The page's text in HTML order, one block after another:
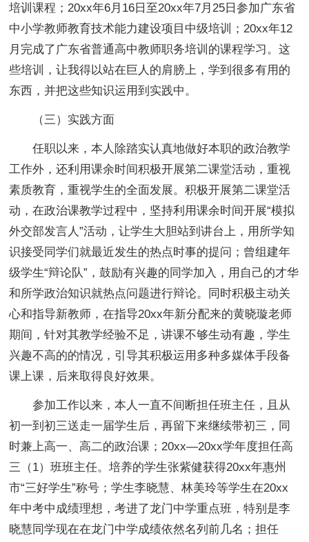
培训课程；20xx年6月16日至20xx年7月25日参加广东省
中小学教师教育技术能力建设项目中级培训；20xx年12
月完成了广东省普通高中教师职务培训的课程学习。这
些培训，让我得以站在巨人的肩膀上，学到很多有用的
东西，并把这些知识运用到实践中。
（三）实践方面
任职以来，本人除踏实认真地做好本职的政治教学
工作外，还利用课余时间积极开展第二课堂活动，重视
素质教育，重视学生的全面发展。积极开展第二课堂活
动，在政治课教学过程中，坚持利用课余时间开展“模拟
外交部发言人”活动，让学生大胆站到讲台上，用所学知
识接受同学们就最近发生的热点时事的提问；曾组建年
级学生“辩论队”，鼓励有兴趣的同学加入，用自己的才华
和所学政治知识就热点问题进行辩论。同时积极主动关
心和指导新教师，在指导20xx年新分配来的黄晓璇老师
期间，针对其教学经验不足，讲课不够生动有趣，学生
兴趣不高的的情况，引导其积极运用多种多媒体手段备
课上课，后来取得良好效果。
参加工作以来，本人一直不间断担任班主任，且从
初一到初三送走一届学生后，再留下来继续带初三，同
时兼上高一、高二的政治课；20xx—20xx学年度担任高
三（1）班班主任。培养的学生张紫健获得20xx年惠州
市“三好学生”称号；学生李晓慧、林美玲等学生在20xx
年中考中成绩理想，考进了龙门中学重点班，特别是李
晓慧同学现在在龙门中学成绩依然名列前几名；担任